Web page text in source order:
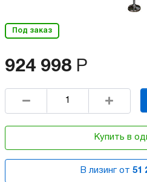
Под заказ
924 998 Р
Купить в
В лизинг от 51